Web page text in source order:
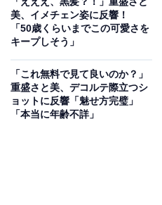
美、イメチェン姿に反響！
「50歳くらいまでこの可愛さを
キープしそう」
「これ無料で見て良いのか？」
重盛さと美、デコルテ際立つシ
ョットに反響「魅せ方完璧」
「本当に年齢不詳」